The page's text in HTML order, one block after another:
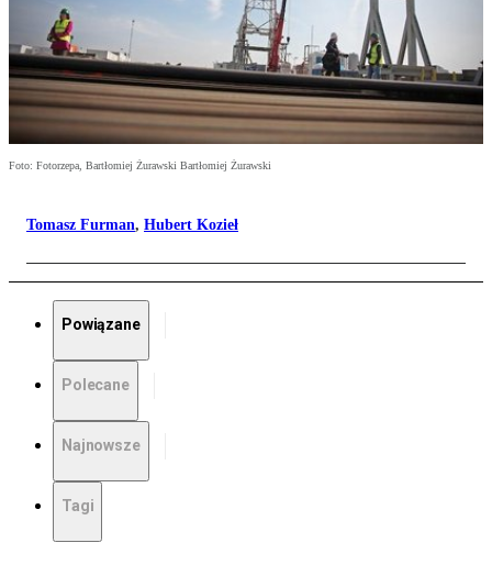
Foto: Fotorzepa, Bartłomiej Żurawski Bartłomiej Żurawski
Tomasz Furman, Hubert Kozieł
Powiązane
Polecane
Najnowsze
Tagi